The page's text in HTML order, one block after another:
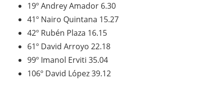
19ºAndrey Amador 6.30
41º Nairo Quintana 15.27
42º Rubén Plaza 16.15
61º David Arroyo 22.18
99º Imanol Erviti 35.04
106º David López39.12